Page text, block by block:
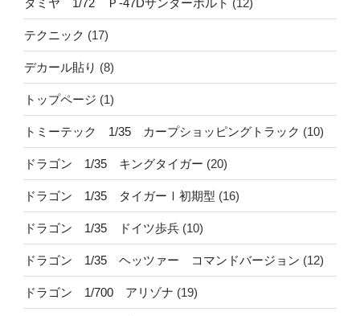
テクニック (17)
デカール貼り (8)
トップページ (1)
トミーテック 1/35 カープショッピングトラック (10)
ドラゴン 1/35 キングタイガー (20)
ドラゴン 1/35 タイガーⅠ初期型 (16)
ドラゴン 1/35 ドイツ歩兵 (10)
ドラゴン 1/35 ヘッツァー コマンドバージョン (12)
ドラゴン 1/700 アリゾナ (19)